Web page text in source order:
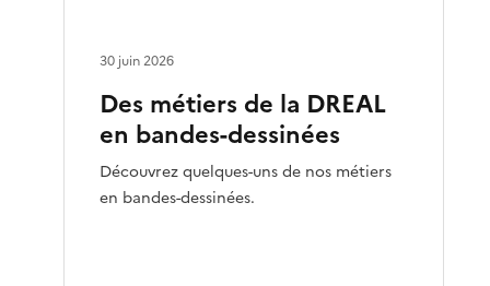
Des métiers de la DREAL
en bandes-dessinées
Découvrez quelques-uns de nos métiers
en bandes-dessinées.
30 juin 2026